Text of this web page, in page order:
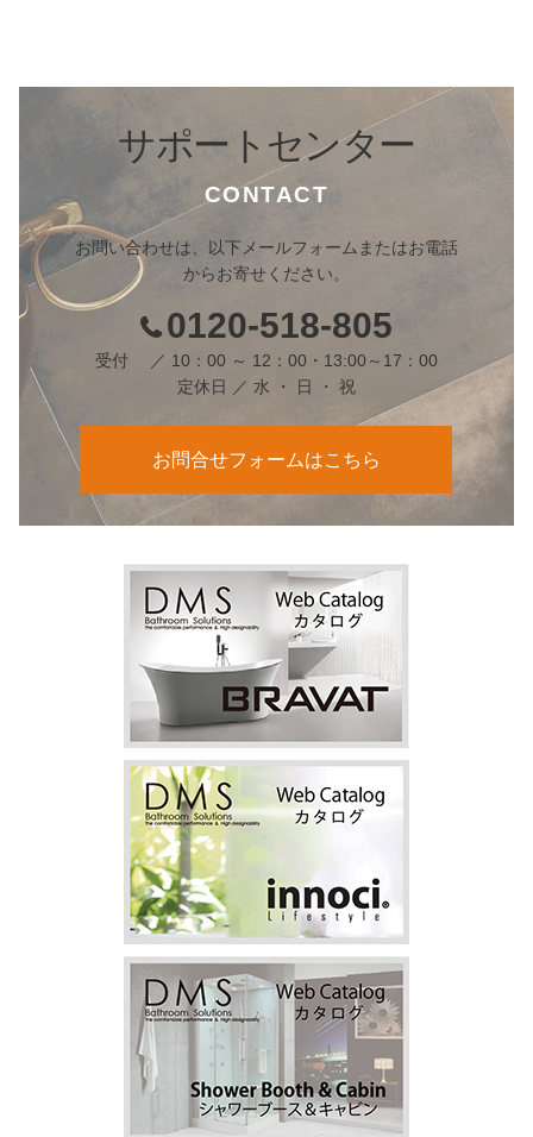
サポートセンター
CONTACT
お問い合わせは、以下メールフォームまたはお電話
からお寄せください。
0120-518-805
受付 ／ 10：00 ～ 12：00・13:00～17：00
定休日 ／ 水 ・ 日 ・ 祝
お問合せフォームはこちら